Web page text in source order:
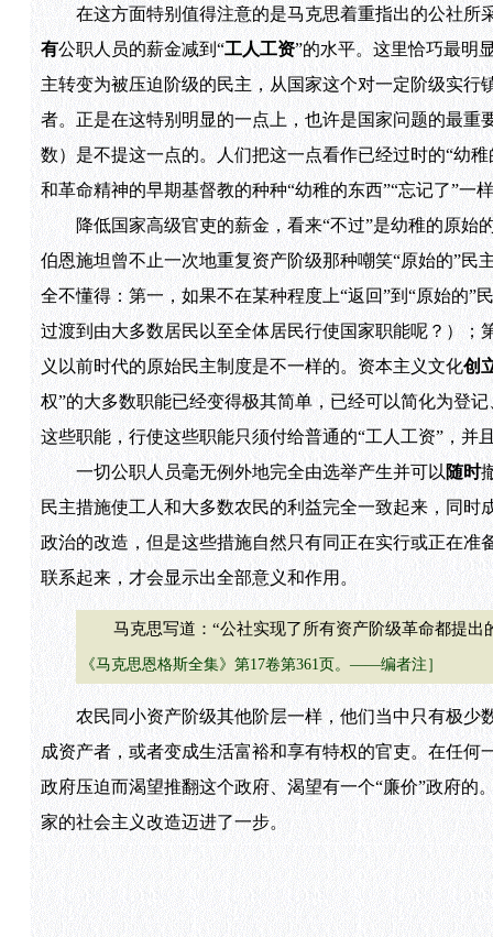
在这方面特别值得注意的是马克思着重指出的公社所
有公职人员的薪金减到“工人工资”的水平。这里恰巧最明
主转变为被压迫阶级的民主，从国家这个对一定阶级实行
者。正是在这特别明显的一点上，也许是国家问题的最
数）是不提这一点的。人们把这一点看作已经过时的“幼
和革命精神的早期基督教的种种“幼稚的东西”“忘记了”一
降低国家高级官吏的薪金，看来“不过”是幼稚的原始
伯恩施坦曾不止一次地重复资产阶级那种嘲笑“原始的”
全不懂得：第一，如果不在某种程度上“返回”到“原始的”
过渡到由大多数居民以至全体居民行使国家职能呢？）；
义以前时代的原始民主制度是不一样的。资本主义文化创
权”的大多数职能已经变得极其简单，已经可以简化为登
这些职能，行使这些职能只须付给普通的“工人工资”，并
一切公职人员毫无例外地完全由选举产生并可以 随时
民主措施使工人和大多数农民的利益完全一致起来，同
政治的改造，但是这些措施自然只有同正在实行或正在准
联系起来，才会显示出全部意义和作用。
马克思写道：“公社实现了所有资产阶级革命都提出
《马克思恩格斯全集》第17卷第361页。——编者注］
农民同小资产阶级其他阶层一样，他们当中只有极少数
成资产者，或者变成生活富裕和享有特权的官吏。在任
政府压迫而渴望推翻这个政府、渴望有一个“廉价”政府的
家的社会主义改造迈进了一步。